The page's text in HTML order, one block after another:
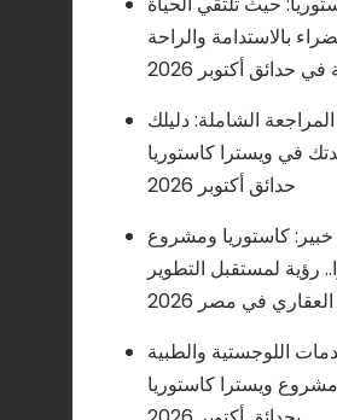
بالاستدامة والراحة
حدائق أكتوبر 2026
الشاملة: دليلك
في ويسترا كاستوريا
حدائق أكتوبر 2026
كاستوريا ومشروع
رؤية لمستقبل التطوير
العقاري في مصر 2026
اللوجستية والطبية
ويسترا كاستوريا